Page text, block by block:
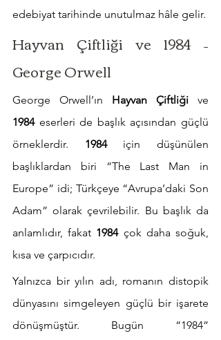
edebiyat tarihinde unutulmaz hâle gelir.
Hayvan Çiftliği ve 1984 –
George Orwell
George Orwell’ın Hayvan Çiftliği
1984 eserleri de başlık açısından güçlü
örneklerdir. 1984 için düşünülen
başlıklardan biri “The Last Man in
Europe” idi; Türkçeye “Avrupa’daki Son
Adam” olarak çevrilebilir. Bu başlık da
anlamlıdır, fakat 1984 çok daha soğuk,
kısa ve çarpıcıdır.
Yalnızca bir yılın adı, romanın distopik
dünyasını simgeleyen güçlü bir işarete
dönüşmüştür. Bugün “1984”